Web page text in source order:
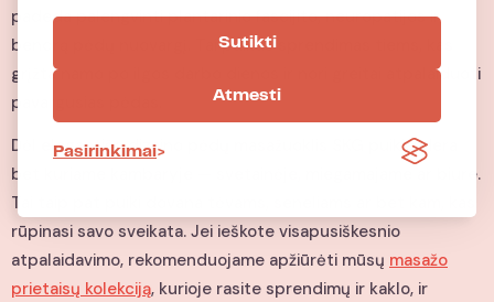
Sutikti
Atmesti
Pasirinkimai
padeda palengvinti plantarinio fascijito, neuropatijos ir
bendrą pėdų nuovargį. Tai puikus sprendimas tiems, kas
grįžta namo po ilgos darbo dienos ir nori greitai atpalaiduoti
pavargusias pėdas.
Dėl elegantišo dizaino pėdų masažuoklis SKG puikiai dera
bet kuriame kambaryje — svetainėje, miegamajame ar biure.
Tai taip pat puiki dovana tėvams, seneliams ar bet kam, kas
rūpinasi savo sveikata. Jei ieškote visapusiškesnio
atpalaidavimo, rekomenduojame apžiūrėti mūsų masažo
prietaisų kolekciją, kurioje rasite sprendimų ir kaklo, ir